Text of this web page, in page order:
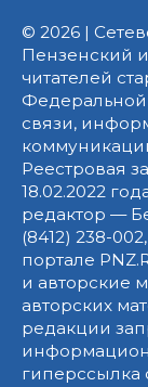
© 2026 |
Пензенский
читателей
связи,
Реестровая
18.02.2022
редактор —
(8412) 238-
портале
и авторские
авторских
редакции
гиперссылка